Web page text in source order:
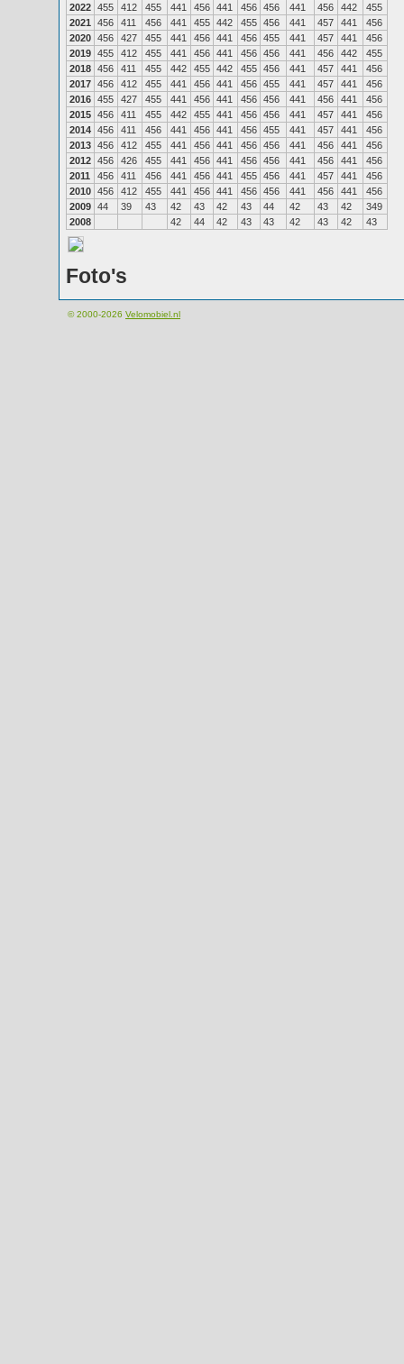
2022 455 412 455 441 456 441 456 456 441 456 442
455
2021
456 411 456 441 455 442 455 456 441 457 441
456
2020 456 427 455 441 456 441 456 455 441 457 441
456
2019 455 412 455 441 456 441 456 456 441 456 442
455
2018 456 411 455 442 455 442 455 456 441 457 441
456
2017 456 412 455 441 456 441 456 455 441 457 441
456
2016 455 427 455 441 456 441 456 456 441 456 441
456
2015 456 411 455 442 455 441 456 456 441 457 441
456
2014 456 411 456 441 456 441 456 455 441 457 441
456
2013 456 412 455 441 456 441 456 456 441 456 441
456
2012 456 426 455 441 456 441 456 456 441 456 441
456
2011
456 411 456 441 456 441 455 456 441 457 441
456
2010 456 412 455 441 456 441 456 456 441 456 441
456
2009 44 39 43 42 43 42 43 44 42 43 42
349
2008
42 44 42 43 43 42 43 42 43
Foto's
© 2000-2026 Velomobiel.nl